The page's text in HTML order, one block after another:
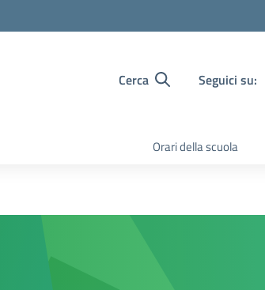
Cerca Seguici su:
Orari della scuola